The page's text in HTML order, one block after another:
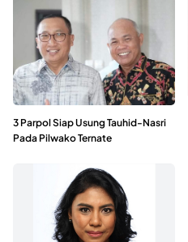
3 Parpol Siap Usung Tauhid-Nasri
Pada Pilwako Ternate